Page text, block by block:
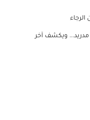
مدريد... ويكشف آخر